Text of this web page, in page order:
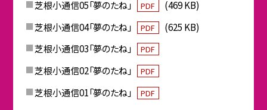
芝根小通信05「夢のたね」 PDF
(469 KB)
芝根小通信04「夢のたね」
PDF
(625 KB)
芝根小通信03「夢のたね」
PDF
芝根小通信02「夢のたね」 PDF
芝根小通信01「夢のたね」 PDF